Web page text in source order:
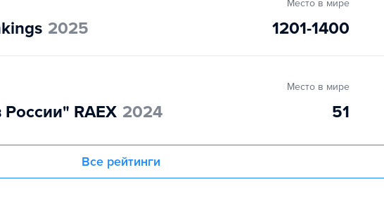
Место в мире
2025 1201-1400
Место в мире
России" RAEX 2024 51
Все рейтинги